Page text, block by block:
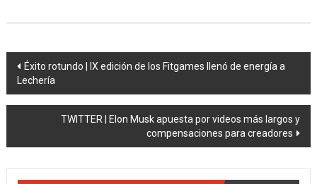
Navegación
de
entradas
Éxito rotundo | IX edición de los Fitgames llenó de energía a
Lechería
TWITTER | Elon Musk apuesta por videos más largos y
compensaciones para creadores